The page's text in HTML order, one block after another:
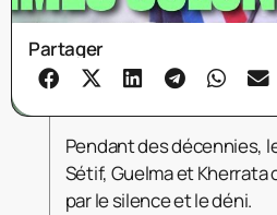
Partager
Pendant des décennies,
Sétif, Guelma et
par le silence et le déni.